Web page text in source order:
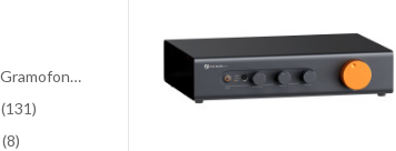
Przetwornik A/C , Preamp Gramofonowy
(131)
(8)